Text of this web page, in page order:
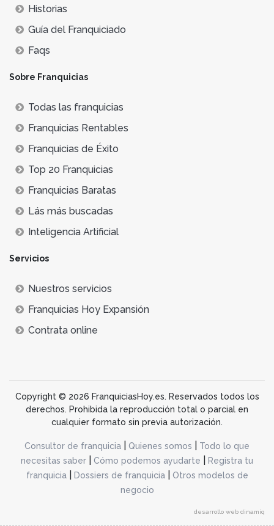
Historias
Guía del Franquiciado
Faqs
Sobre Franquicias
Todas las franquicias
Franquicias Rentables
Franquicias de Éxito
Top 20 Franquicias
Franquicias Baratas
Lás más buscadas
Inteligencia Artificial
Servicios
Nuestros servicios
Franquicias Hoy Expansión
Contrata online
Copyright © 2026 FranquiciasHoy.es. Reservados todos los
derechos. Prohibida la reproducción total o parcial en
cualquier formato sin previa autorización.
Consultor de franquicia Quienes somos
Todo lo que
necesitas saber
Cómo podemos ayudarte
Registra tu
franquicia| Dossiers de franquicia|
Otros modelos de
negocio
desarrollo web dinamiq